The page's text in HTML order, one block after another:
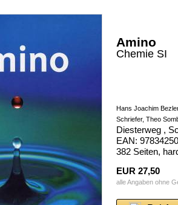
Amino
Chemie SI
Hans Joachim
Schriefer, Theo
Diesterweg ,
EAN:
382 Seiten,
EUR 27,50
alle Angaben ohne